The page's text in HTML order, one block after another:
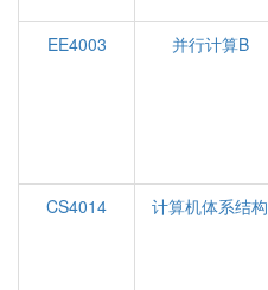
EE4003
并行计算B
CS4014
计算机体系结构